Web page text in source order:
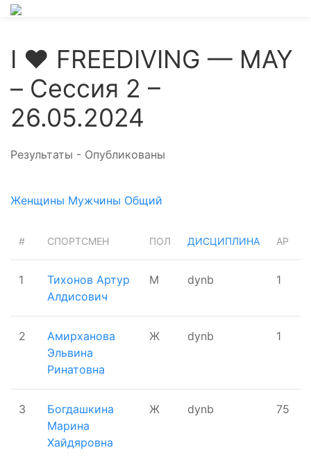
I ❤ FREEDIVING — MAY
– Сессия 2 –
26.05.2024
Результаты - Опубликованы
Женщины Мужчины Общий
# СПОРТСМЕН ПОЛ ДИСЦИПЛИНА AP
1
Тихонов Артур
Алдисович
М dynb 1
2
Амирханова
Эльвина
Ринатовна
Ж dynb 1
3
Богдашкина
Марина
Хайдяровна
Ж dynb 75